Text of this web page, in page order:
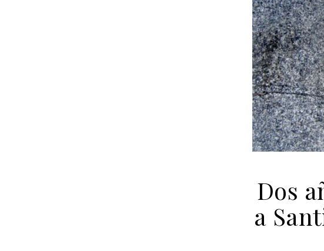
Dos
a